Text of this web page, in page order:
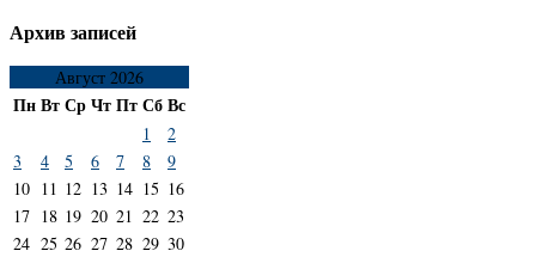
Архив записей
Август 2026
ПнВтСрЧтПтСбВс
1
2
3
4 5 6 7 8
9
10 11 12 13 14 15 16
17 18 19 20 21 22 23
24 25 26 27 28 29 30